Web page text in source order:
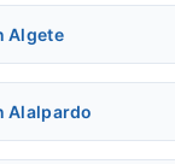
Algete
Alalpardo